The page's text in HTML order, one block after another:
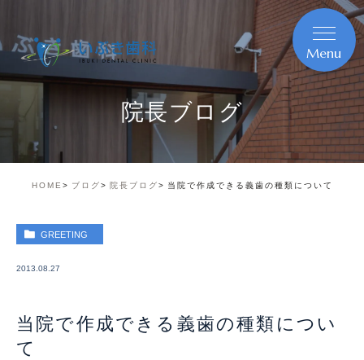
院長ブログ
HOME ブログ 院長ブログ 当院で作成できる義歯の種類について
GREETING
2013.08.27
当院で作成できる義歯の種類につい
て